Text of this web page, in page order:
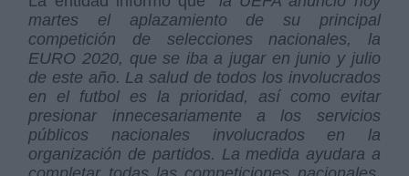
martes el aplazamiento de su principal
competición de selecciones nacionales, la
EURO 2020, que se iba a jugar en junio y julio
de este año. La salud de todos los involucrados
en el futbol es la prioridad, así como evitar
presionar innecesariamente a los servicios
públicos nacionales involucrados en la
organización de partidos. La medida ayudara a